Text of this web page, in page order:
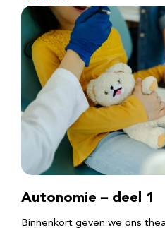
Autonomie – deel 1
Binnenkort geven we ons